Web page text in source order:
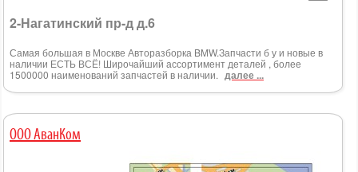
2-Нагатинский пр-д д.6
Самая большая в Москве Авторазборка BMW.Запчасти б у и новые в
наличии ЕСТЬ ВСЁ! Широчайший ассортимент деталей , более
1500000 наименований запчастей в наличии. далее ...
ООО АванКом